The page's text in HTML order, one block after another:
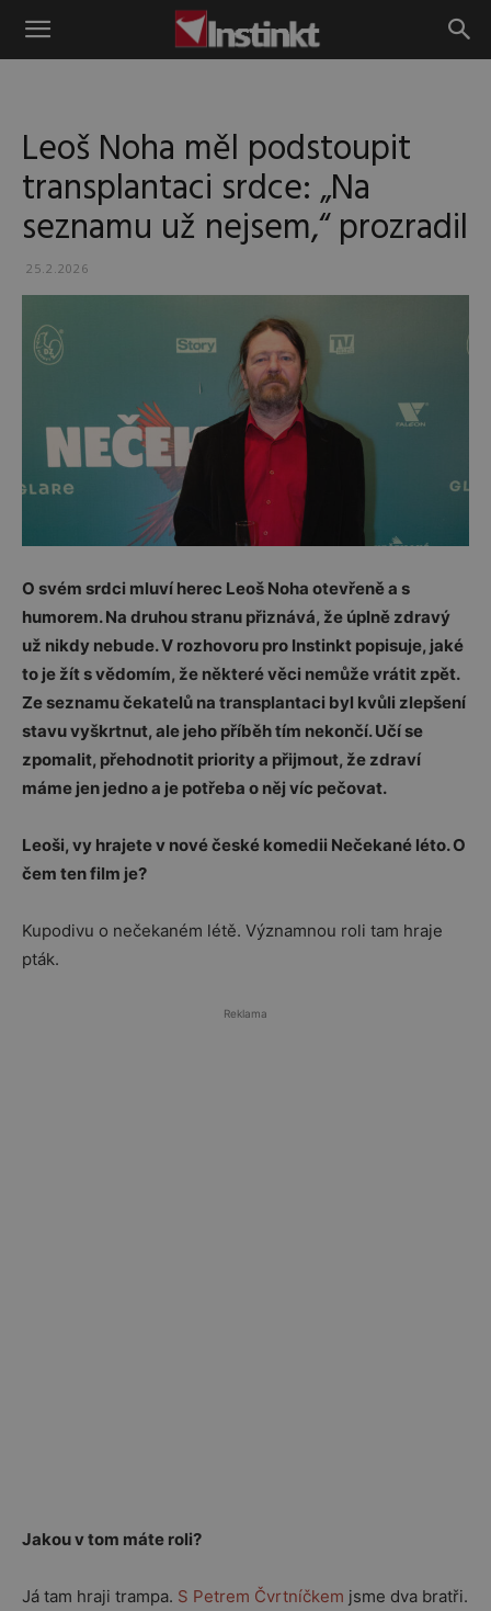
Instinkt
Leoš Noha měl podstoupit
transplantaci srdce: „Na
seznamu už nejsem,“ prozradil
25.2.2026
O svém srdci mluví herec Leoš Noha otevřeně a s
humorem. Na druhou stranu přiznává, že úplně zdravý
už nikdy nebude. V rozhovoru pro Instinkt popisuje, jaké
to je žít s vědomím, že některé věci nemůže vrátit zpět.
Ze seznamu čekatelů na transplantaci byl kvůli zlepšení
stavu vyškrtnut, ale jeho příběh tím nekončí. Učí se
zpomalit, přehodnotit priority a přijmout, že zdraví
máme jen jedno a je potřeba o něj víc pečovat.
Leoši, vy hrajete v nové české komedii Nečekané léto. O
čem ten film je?
Kupodivu o nečekaném létě. Významnou roli tam hraje
pták.
Reklama
Jakou v tom máte roli?
Já tam hraji trampa. S Petrem Čvrtníčkem jsme dva bratři.